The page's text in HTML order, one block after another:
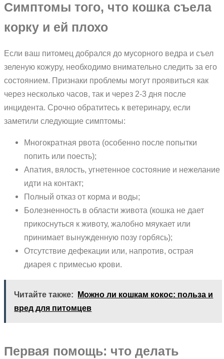
Симптомы того, что кошка съела
корку и ей плохо
Если ваш питомец добрался до мусорного ведра и съел
зеленую кожуру, необходимо внимательно следить за его
состоянием. Признаки проблемы могут проявиться как
через несколько часов, так и через 2-3 дня после
инцидента. Срочно обратитесь к ветеринару, если
заметили следующие симптомы:
Многократная рвота (особенно после попытки
попить или поесть);
Апатия, вялость, угнетенное состояние и нежелание
идти на контакт;
Полный отказ от корма и воды;
Болезненность в области живота (кошка не дает
прикоснуться к животу, жалобно мяукает или
принимает вынужденную позу горбясь);
Отсутствие дефекации или, напротив, острая
диарея с примесью крови.
Читайте также:
Можно ли кошкам кокос: польза и
вред для питомцев
Первая помощь: что делать